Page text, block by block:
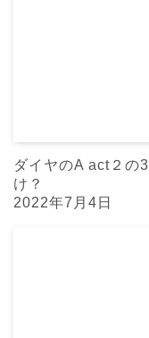
ダイヤのA act２の
け？
2022年7月4日